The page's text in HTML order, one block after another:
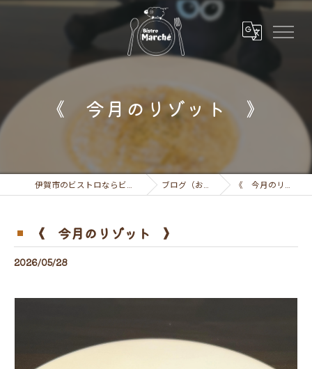
《 今月のリゾット 》
伊賀市のビストロならビストロ マルシェ ブログ（お知らせ） 《 今月のリゾット 》
《 今月のリゾット 》
2026/05/28